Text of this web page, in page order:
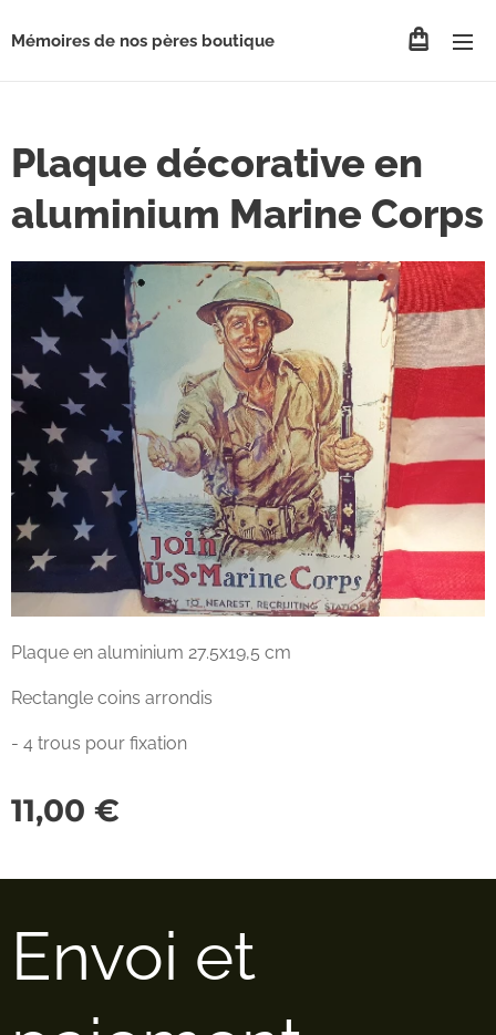
Mémoires de nos pères boutique
Plaque décorative en
aluminium Marine Corps
Plaque en aluminium 27.5x19,5 cm
Rectangle coins arrondis
- 4 trous pour fixation
11,00 €
Envoi et